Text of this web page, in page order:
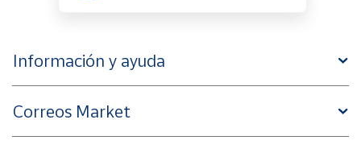
Información y ayuda
Correos Market